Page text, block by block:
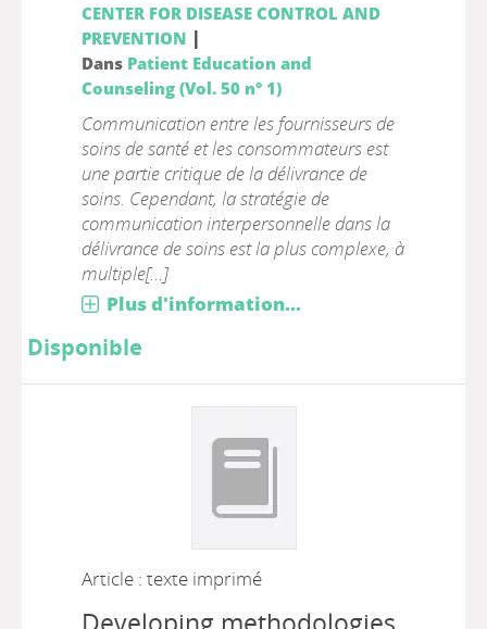
CENTER FOR DISEASE CONTROL AND
PREVENTION |
Dans Patient Education and
Counseling (Vol. 50 n° 1)
Communication entre les fournisseurs de
soins de santé et les consommateurs est
une partie critique de la délivrance de
soins. Cependant, la stratégie de
communication interpersonnelle dans la
délivrance de soins est la plus complexe, à
multiple[...]
Plus d'information...
Disponible
Article : texte imprimé